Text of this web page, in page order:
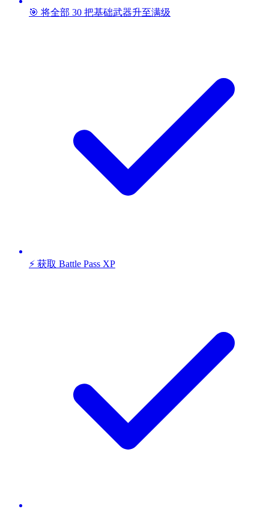
🎯 将全部 30 把基础武器升至满级
⚡ 获取 Battle Pass XP